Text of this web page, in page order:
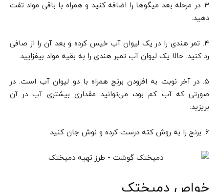
۳. در مرحله بعد میگوها را اضافه کنید و همراه با باقی مواد تفت
دهید.
۴. تمر هندی را در یک لیوان آب خیس کرده و بعد آن را از صافی
رد کنید. حالا یک لیوان آب تمبر هندی را به بقیه مواد بیفزایید.
۵. در آخر نوبت به افزودن برنج همراه با دو لیوان آب است. در
صورتی که آب کم بود، می‌توانید مقداری بیشتری آب در آن
بریزید.
۶. برنج را به روش کته درست کرده و نوش جان کنید.
خواص دمپختک